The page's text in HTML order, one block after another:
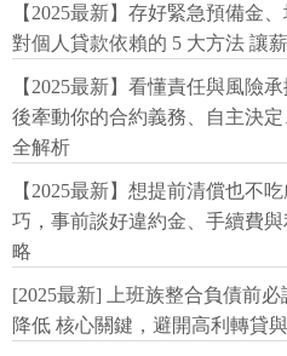
【2025最新】存好緊急預備金
對個人貸款依賴的 5 大方法 讓
【2025最新】看懂責任與風險
後牽動你的合約義務、自主決
全解析
【2025最新】想提前清償也不
巧，事前談好違約金、手續費
略
[2025最新] 上班族整合負債前
降低 核心關鍵，避開高利轉貸